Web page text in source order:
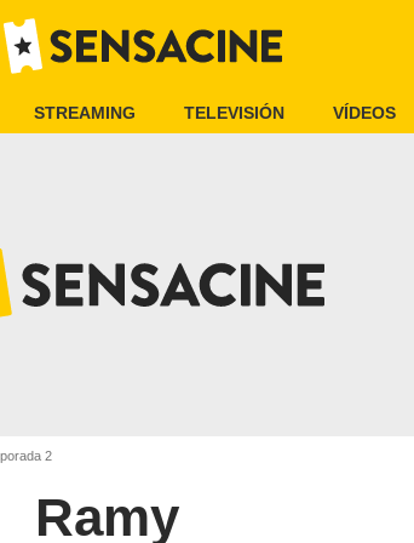
STREAMING TELEVISIÓN VÍDEOS
2
Ramy